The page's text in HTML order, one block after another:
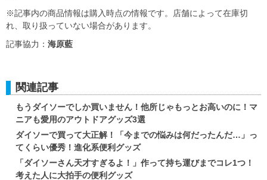
※記事内の商品情報は購入時点の情報です。店舗によって在庫切
れ、取り扱っていない場合があります。
記事協力： 海原藍
関連記事
もうダイソーでしか買いません！他所じゃもっとお高いのに！マ
ニアも愛用のアウトドアグッズ3選
ダイソーで買って大正解！「今までの悩みは何だったんだ…」っ
てくらい優秀！進化系便利グッズ
「ダイソーさん天才すぎるよ！」作って持ち運びまでコレ1つ！
考えた人に大拍手の便利グッズ